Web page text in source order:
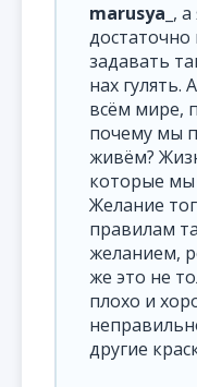
marusya_ ,
достаточно
задавать
нах гулять.
всём мире,
почему мы
живём?
которые мы
Желание
правилам
желанием,
же это не
плохо и
другие